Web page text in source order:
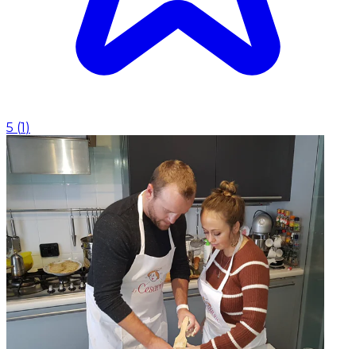
5 (1)